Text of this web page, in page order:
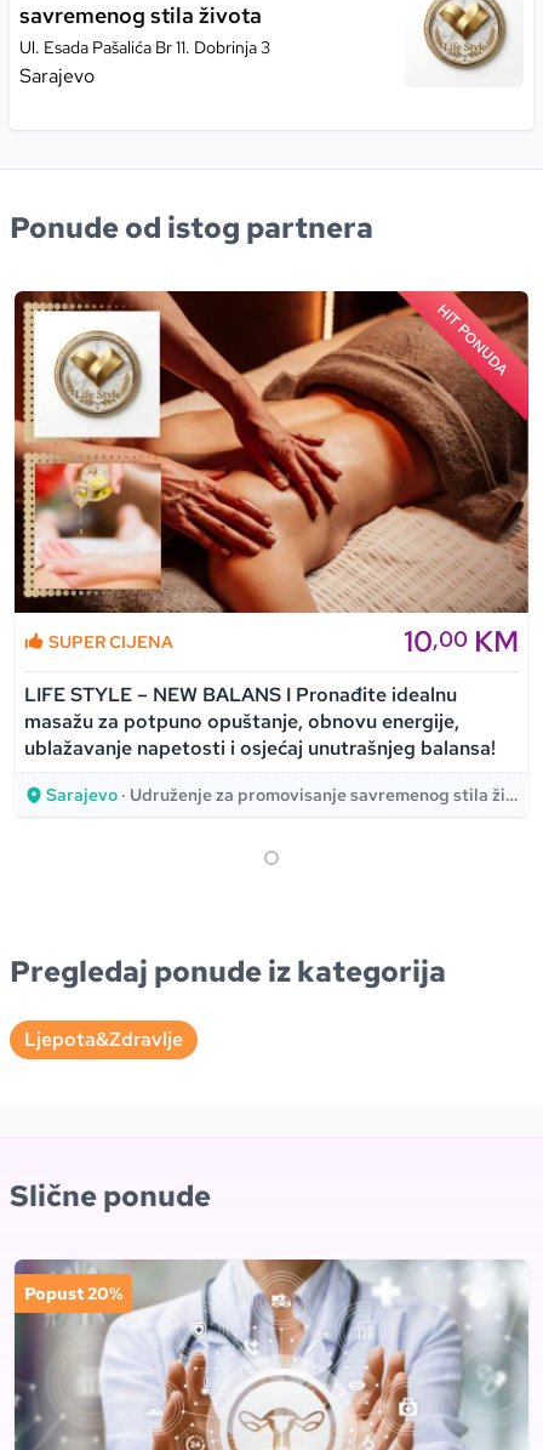
savremenog stila života
Ul. Esada Pašalića Br 11. Dobrinja 3
Sarajevo
Ponude od istog partnera
HIT PONUDA
SUPER CIJENA 10,00 KM
LIFE STYLE – NEW BALANS I Pronađite idealnu
masažu za potpuno opuštanje, obnovu energije,
ublažavanje napetosti i osjećaj unutrašnjeg balansa!
Sarajevo · Udruženje za promovisanje savremenog stila života
Pregledaj ponude iz kategorija
Ljepota&Zdravlje
Slične ponude
Popust 20%